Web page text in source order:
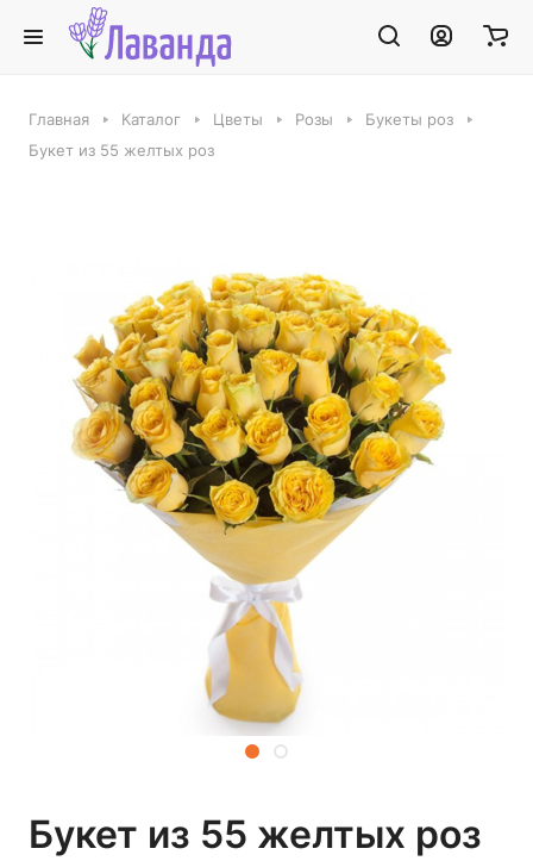
Главная Каталог Цветы Розы
Букеты роз
Букет из 55 желтых роз
Букет из 55 желтых роз